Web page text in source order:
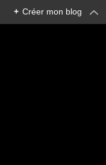
+ Créer mon blog